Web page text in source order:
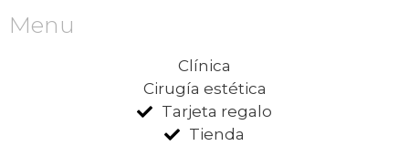
Menu
Clínica
Cirugía estética
Tarjeta regalo
Tienda